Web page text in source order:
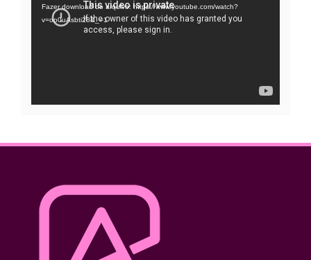
vídeo
Fazer download do arquivo: https://www.youtube.com/watch?
v=oo0uAsbti28&_=1